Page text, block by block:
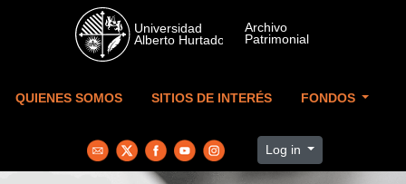
Skip to main content
QUIENES SOMOS SITIOS DE INTERÉS FONDOS
Log in